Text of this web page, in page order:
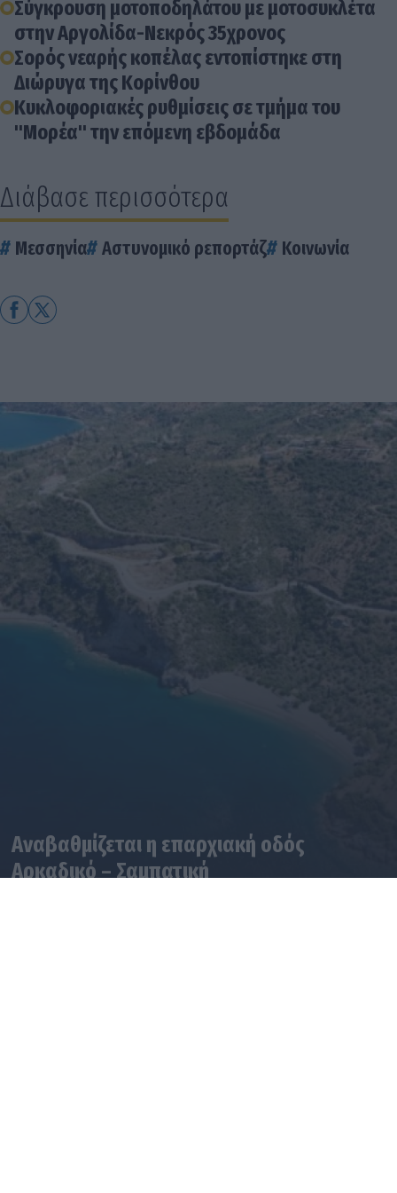
Σύγκρουση μοτοποδηλάτου με μοτοσυκλέτα
στην Αργολίδα-Νεκρός 35χρονος
Σορός νεαρής κοπέλας εντοπίστηκε στη
Διώρυγα της Κορίνθου
Κυκλοφοριακές ρυθμίσεις σε τμήμα του
"Μορέα" την επόμενη εβδομάδα
Διάβασε περισσότερα
Μεσσηνία Αστυνομικό ρεπορτάζ Κοινωνία
Αναβαθμίζεται η επαρχιακή οδός
Αρκαδικό – Σαμπατική